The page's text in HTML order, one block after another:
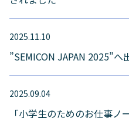
2025.11.10
”SEMICON JAPAN 2025”へ
2025.09.04
「小学生のためのお仕事